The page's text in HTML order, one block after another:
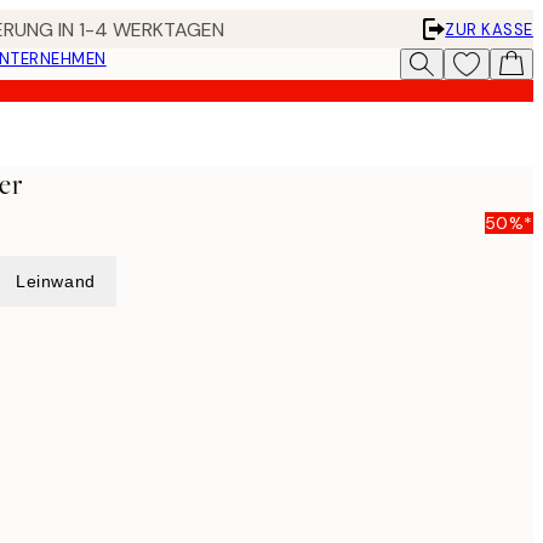
IN 1-4 WERKTAGEN
ZUR KASSE
50%*
Leinwand